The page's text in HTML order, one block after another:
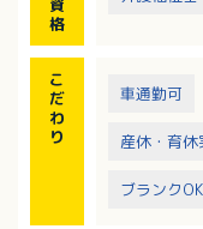
資
格
こ
だ
わ
り
車通勤可
産休・育休
ブランクOK